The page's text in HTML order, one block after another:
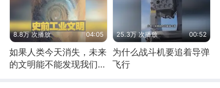
8.8万 次播放 04:05
如果人类今天消失，未来
的文明能不能发现我们存
25.3万 次播放 00:52
为什么战斗机要追着导弹
飞行